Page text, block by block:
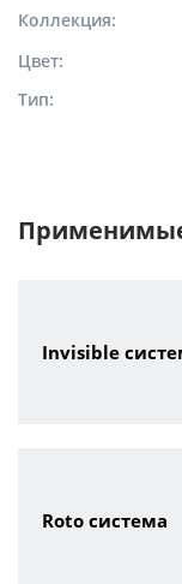
Коллекция
Цвет
Тип
Invisible
Roto система